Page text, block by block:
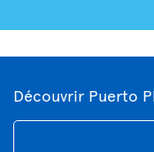
Découvrir Puerto